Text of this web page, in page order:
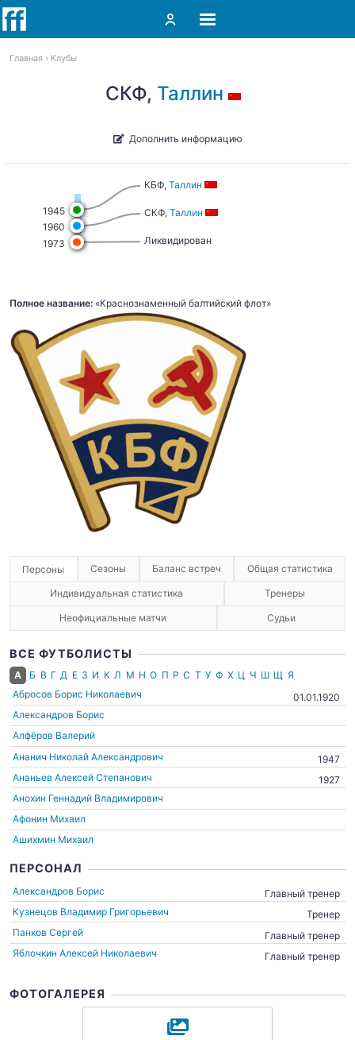
Главная Клубы
СКФ, Таллин
Дополнить информацию
1945
1960
1973
КБФ, Таллин
СКФ, Таллин
Ликвидирован
Полное название: «Краснознаменный балтийский флот»
Персоны Сезоны Баланс встреч Общая статистика
Индивидуальная статистика Тренеры
Неофициальные матчи Судьи
ВСЕ ФУТБОЛИСТЫ
А Б В Г Д Е З И К Л М Н О П Р С Т У Ф Х Ц Ч Ш Щ Я
Абросов Борис Николаевич
01.01.1920
Александров Борис
Алфёров Валерий
Ананич Николай Александрович
1947
Ананьев Алексей Степанович
1927
Анохин Геннадий Владимирович
Афонин Михаил
Ашихмин Михаил
ПЕРСОНАЛ
Александров Борис
Главный тренер
Кузнецов Владимир Григорьевич
Тренер
Панков Сергей
Главный тренер
Яблочкин Алексей Николаевич
Главный тренер
ФОТОГАЛЕРЕЯ